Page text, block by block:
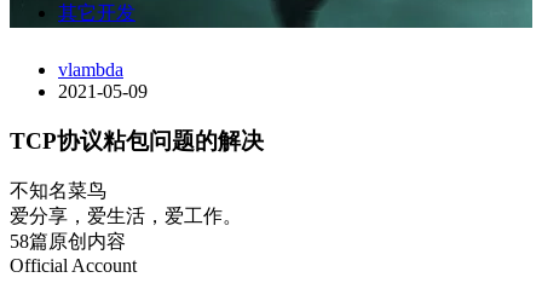
其它开发
vlambda
2021-05-09
TCP协议粘包问题的解决
不知名菜鸟
爱分享，爱生活，爱工作。
58篇原创内容
Official Account